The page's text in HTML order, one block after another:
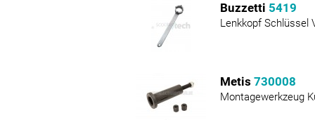
Buzzetti 5419
Lenkkopf Schlüssel
Metis 730008
Montagewerkzeug